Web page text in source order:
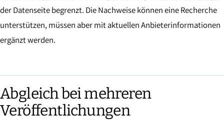
der Datenseite begrenzt. Die Nachweise können eine Recherche
unterstützen, müssen aber mit aktuellen Anbieterinformationen
ergänzt werden.
Abgleich bei mehreren
Veröffentlichungen